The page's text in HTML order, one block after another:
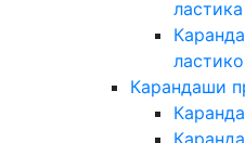
ластика
Карандаши